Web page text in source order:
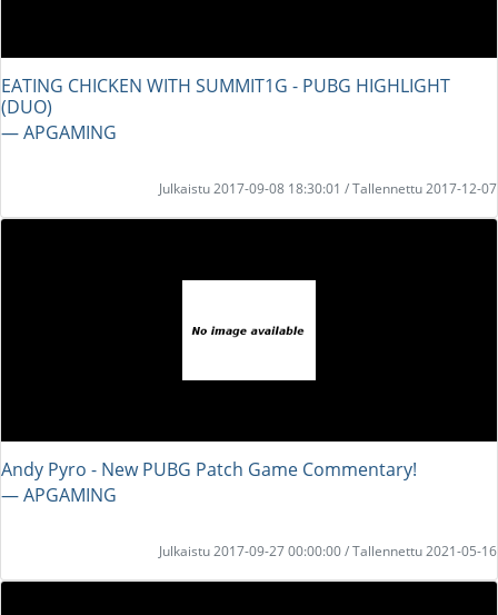
EATING CHICKEN WITH SUMMIT1G - PUBG HIGHLIGHT
(DUO)
― APGAMING
Julkaistu 2017-09-08 18:30:01 / Tallennettu 2017-12-07
Andy Pyro - New PUBG Patch Game Commentary!
― APGAMING
Julkaistu 2017-09-27 00:00:00 / Tallennettu 2021-05-16